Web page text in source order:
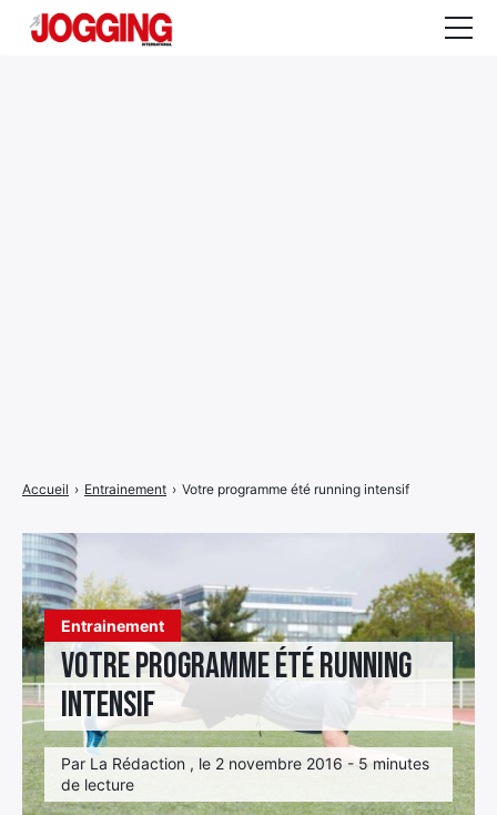
Entrainement
Votre programme été running
intensif
Par La Rédaction , le 2 novembre 2016 - 5 minutes
de lecture
Accueil › Entrainement › Votre programme été running intensif
Élément
menu
de
menu
de
menu